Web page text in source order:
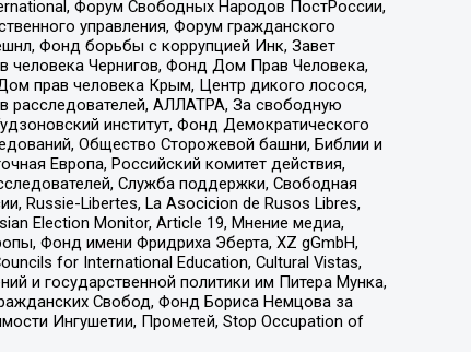
Форум Свободных Народов ПостРоссии,
управления, Форум гражданского
Фонд борьбы с коррупцией Инк, Завет
человека Чернигов, Фонд Дом Прав Человека,
прав человека Крым, Центр дикого лосося,
расследователей, АЛЛАТРА, За свободную
институт, Фонд Демократического
Общество Сторожевой башни, Библии и
Европа, Российский комитет действия,
Служба поддержки, Свободная
Russie-Libertes, La Asocicion de Rusos Libres,
Election Monitor, Article 19, Мнение медиа,
Фонд имени Фридриха Эберта, XZ gGmbH,
for International Education, Cultural Vistas,
и государственной политики им Питера Мунка,
Свобод, Фонд Бориса Немцова за
Ингушетии, Прометей, Stop Occupation of